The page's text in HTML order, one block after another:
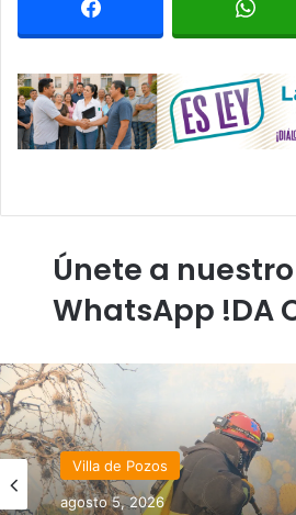
Únete a
WhatsApp !DA
Villa de Pozos
agosto 5, 2026